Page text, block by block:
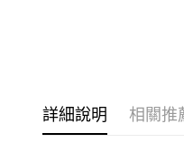
詳細說明 相關推